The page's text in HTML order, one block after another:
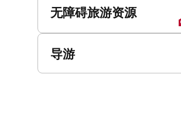
无障碍旅游资源
导游